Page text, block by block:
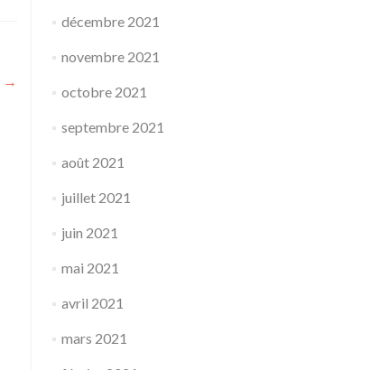
→
décembre 2021
novembre 2021
octobre 2021
septembre 2021
août 2021
juillet 2021
juin 2021
mai 2021
avril 2021
mars 2021